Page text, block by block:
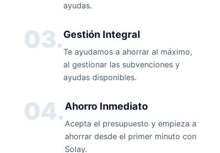
ayudas.
03.Gestión Integral
Te ayudamos a ahorrar al máximo,
al gestionar las subvenciones y
ayudas disponibles.
04.Ahorro Inmediato
Acepta el presupuesto y empieza a
ahorrar desde el primer minuto con
Solay.